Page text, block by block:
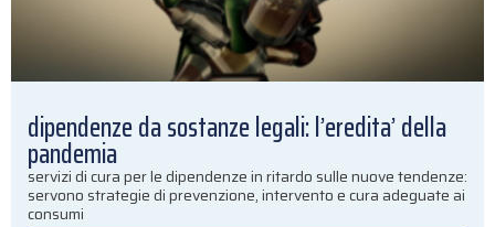
dipendenze da sostanze legali: l’eredita’ della
pandemia
servizi di cura per le dipendenze in ritardo sulle nuove tendenze:
servono strategie di prevenzione, intervento e cura adeguate ai
consumi